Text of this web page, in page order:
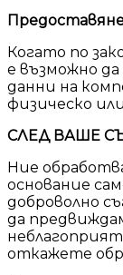
Когато по
е възможно
данни на
физическо
СЛЕД ВАШЕ
Ние
основание
доброволно
да
откажете